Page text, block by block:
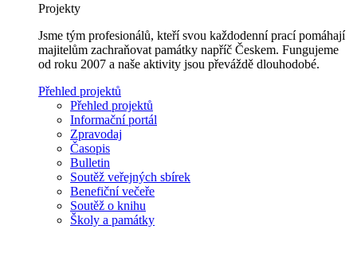
Projekty
Jsme tým profesionálů, kteří svou každodenní prací pomáhají
majitelům zachraňovat památky napříč Českem. Fungujeme
od roku 2007 a naše aktivity jsou převáždě dlouhodobé.
Přehled projektů
Přehled projektů
Informační portál
Zpravodaj
Časopis
Bulletin
Soutěž veřejných sbírek
Benefiční večeře
Soutěž o knihu
Školy a památky